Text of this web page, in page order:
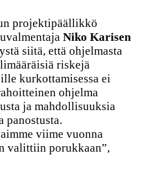
projektipäällikkö
Niko Karisen
siitä, että ohjelmasta
riskejä
kurkottamisessa ei
ohjelma
ja mahdollisuuksia
panostusta.
viime vuonna
valittiin porukkaan”,